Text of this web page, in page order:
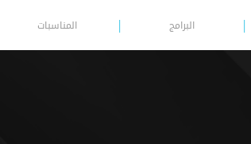
البرامج المناسبات